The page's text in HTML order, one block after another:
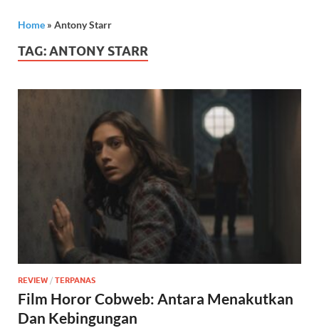
Home » Antony Starr
TAG:ANTONY STARR
REVIEW / TERPANAS
Film Horor Cobweb: Antara Menakutkan
Dan Kebingungan